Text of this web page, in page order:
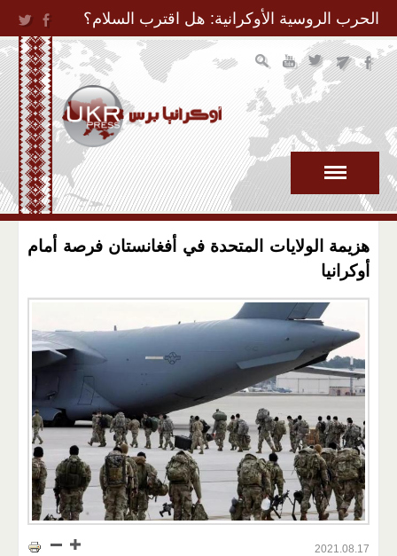
Jump to Navigation
الحرب الروسية الأوكرانية: هل اقترب السلام؟
هزيمة الولايات المتحدة في أفغانستان فرصة أمام
أوكرانيا
2021.08.17